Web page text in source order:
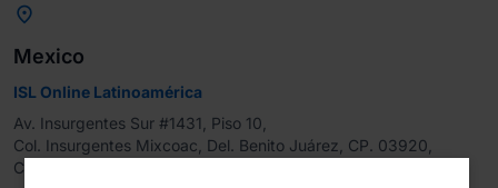

Mexico
ISL Online Latinoamérica
Av. Insurgentes Sur #1431, Piso 10,
Col. Insurgentes Mixcoac, Del. Benito Juárez, CP. 03920,
Ciudad de México, México